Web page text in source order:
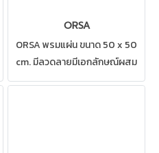
ORSA
ORSA พรมแผ่น ขนาด 50 x 50
cm. มีลวดลายมีเอกลักษณ์ผสม
ผสานทั้งลวดลายและสีพื้น